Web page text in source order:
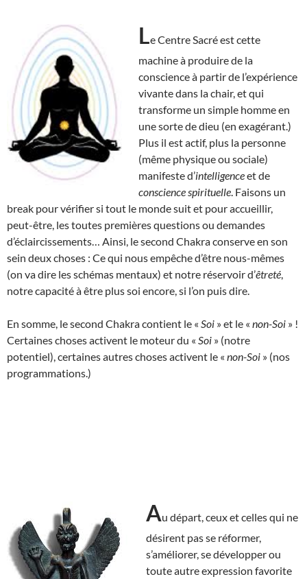
Le Centre Sacré est cette
machine à produire de la
conscience à partir de l’expérience
vivante dans la chair, et qui
transforme un simple homme en
une sorte de dieu (en exagérant.)
Plus il est actif, plus la personne
(même physique ou sociale)
manifeste d’intelligenceet de
conscience spirituelle . Faisons un
break pour vérifier si tout le monde suit et pour accueillir,
peut-être, les toutes premières questions ou demandes
d’éclaircissements… Ainsi, le second Chakra conserve en son
sein deux choses : Ce qui nous empêche d’être nous-mêmes
(on va dire les schémas mentaux) et notre réservoir d’êtreté
notre capacité à être plus soi encore, si l’on puis dire.
En somme, le second Chakra contient le « Soi » et le « non-Soi » !
Certaines choses activent le moteur du « Soi » (notre
potentiel), certaines autres choses activent le « non-Soi » (nos
programmations.)
Au départ, ceux et celles qui ne
désirent pas se réformer,
s’améliorer, se développer ou
toute autre expression favorite